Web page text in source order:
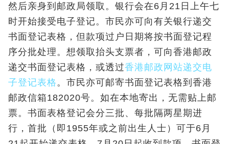
然后亲身到邮政局领取。银行会在6月21日上午七
时开始接受电子登记。市民亦可向有关银行递交
书面登记表格，但款项过户日期将按书面登记程
序分批处理。想领取抬头支票者，可向 香港邮政
递交书面登记表格 ，或透过香港邮政网站递交电
子登记表格 。市民亦可邮寄书面登记表格到香港
邮政信箱182020号。如在本地寄出，无需贴上邮
票。书面表格登记会分三批、每批隔两星期进
行，首批（即1955年或之前出生人士）可于6月